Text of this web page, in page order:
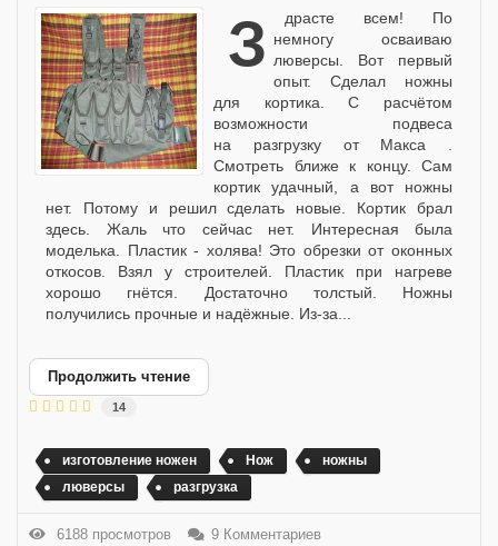
Здрасте всем! По немногу осваиваю
люверсы. Вот первый
опыт. Сделал ножны
для кортика. С расчётом
возможности подвеса
на разгрузку от Макса .
Смотреть ближе к концу. Сам
кортик удачный, а вот ножны
нет. Потому и решил сделать новые. Кортик брал
здесь. Жаль что сейчас нет. Интересная была
моделька. Пластик - холява! Это обрезки от оконных
откосов. Взял у строителей. Пластик при нагреве
хорошо гнётся. Достаточно толстый. Ножны
получились прочные и надёжные. Из-за...
Продолжить чтение
14
изготовление ножен Нож
ножны
люверсы
разгрузка
6188 просмотров 9 Комментариев